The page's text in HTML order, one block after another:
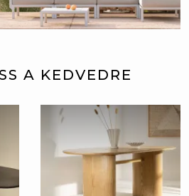
A KEDVEDRE